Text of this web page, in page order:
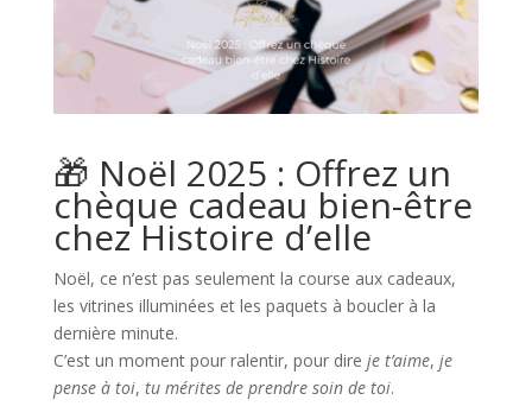
🎁 Noël 2025 : Offrez un
chèque cadeau bien-être
chez Histoire d’elle
Noël, ce n’est pas seulement la course aux cadeaux,
les vitrines illuminées et les paquets à boucler à la
dernière minute.
C’est un moment pour ralentir, pour dire je t’aime, je
pense à toi, tu mérites de prendre soin de toi.